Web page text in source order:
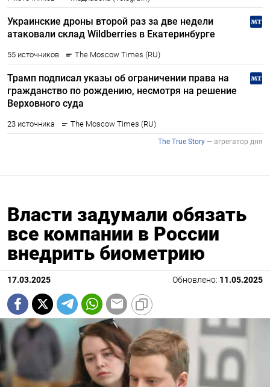
Власти задумали обязать
все компании в России
внедрить биометрию
17.03.2025 Обновлено: 11.05.2025